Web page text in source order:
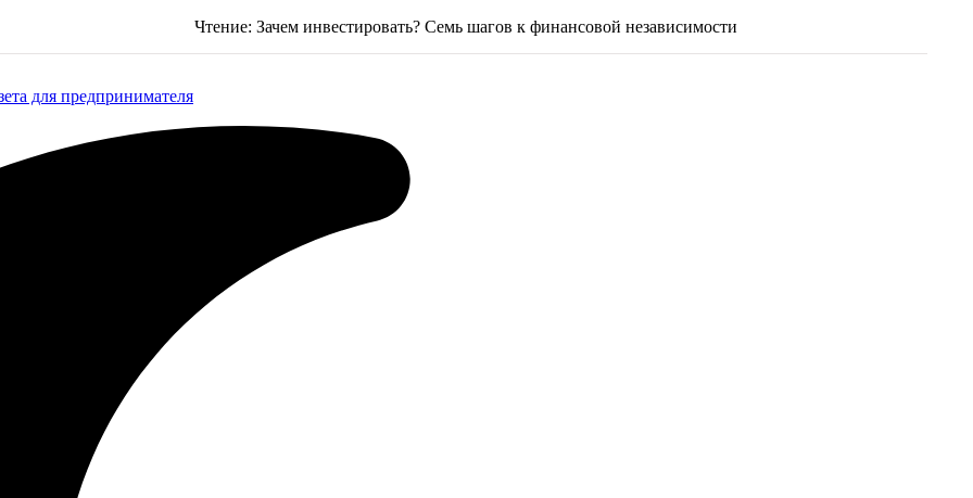
Чтение: Зачем инвестировать? Семь шагов к финансовой независимости